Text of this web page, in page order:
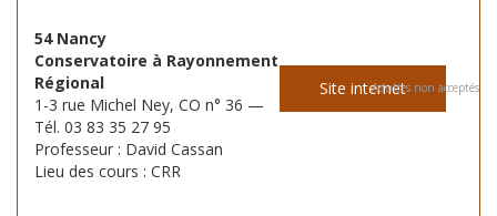
Site internet
54 Nancy
Conservatoire à Rayonnement
Régional
1-3 rue Michel Ney, CO n° 36 —
Tél. 03 83 35 27 95
Professeur : David Cassan
Lieu des cours : CRR
Adultes non acceptés